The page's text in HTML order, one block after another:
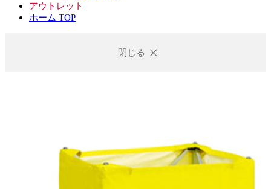
アウトレット
ホーム TOP
閉じる